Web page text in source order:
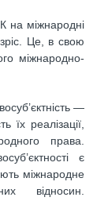
на міжнародні
Це, в свою
міжнародно-
—
їх реалізації,
права.
є
міжнародне
відносин.